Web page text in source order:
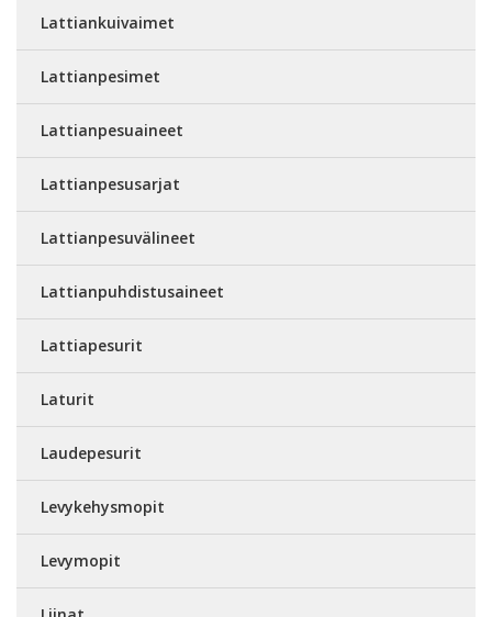
Lattiankuivaimet
Lattianpesimet
Lattianpesuaineet
Lattianpesusarjat
Lattianpesuvälineet
Lattianpuhdistusaineet
Lattiapesurit
Laturit
Laudepesurit
Levykehysmopit
Levymopit